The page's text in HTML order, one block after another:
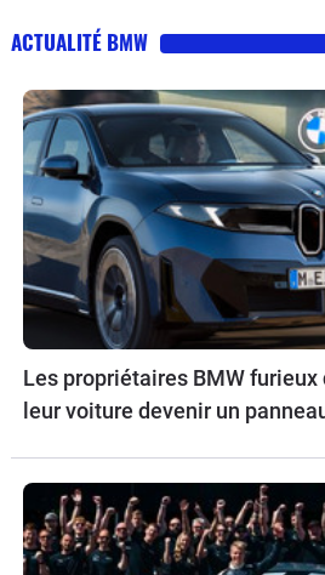
ACTUALITÉ BMW
Les propriétaires BMW furieux
leur voiture devenir un